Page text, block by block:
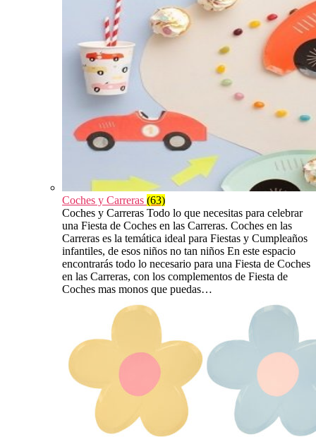
Coches y Carreras (63)
Coches y Carreras Todo lo que necesitas para celebrar
una Fiesta de Coches en las Carreras. Coches en las
Carreras es la temática ideal para Fiestas y Cumpleaños
infantiles, de esos niños no tan niños En este espacio
encontrarás todo lo necesario para una Fiesta de Coches
en las Carreras, con los complementos de Fiesta de
Coches mas monos que puedas…